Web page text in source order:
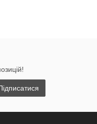
мм, 1000 мм, 1500